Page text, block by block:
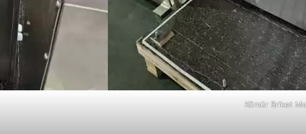
Kömür Briket